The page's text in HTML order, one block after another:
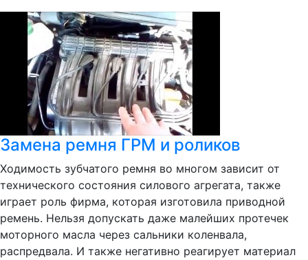
Замена ремня ГРМ и роликов
Ходимость зубчатого ремня во многом зависит от
технического состояния силового агрегата, также
играет роль фирма, которая изготовила приводной
ремень. Нельзя допускать даже малейших протечек
моторного масла через сальники коленвала,
распредвала. И также негативно реагирует материал